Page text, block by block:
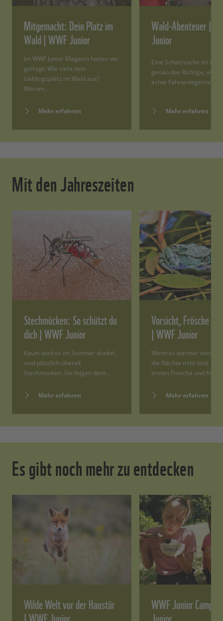
Mitgemacht: Dein Platz im
Wald | WWF Junior
Im WWF Junior Magazin hatten wir
gefragt: Wie sieht dein
Lieblingsplatz im Wald aus?
Warum…
Mehr erfahren
Wald-Abenteuer |
Junior
Eine Schatzsuche im
genau das Richtige,
echte Fährtenlegerinnen
Mehr erfahren
Mit den Jahreszeiten
Stechmücken: So schützt du
dich | WWF Junior
Kaum wird es im Sommer dunkel,
sind plötzlich überall
Stechmücken. Sie folgen dem…
Mehr erfahren
Vorsicht, Frösche
| WWF Junior
Wenn es wärmer wird
die Nächte mild sind,
ersten Frösche und
Mehr erfahren
Es gibt noch mehr zu entdecken
Wilde Welt vor der Haustür WWF Junior Camps